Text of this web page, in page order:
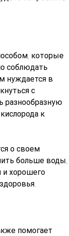
которые
соблюдать
нуждается в
с
разнообразную
к
о своем
больше воды,
и хорошего
помогает